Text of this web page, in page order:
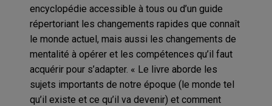
encyclopédie accessible à tous ou d’un guide
répertoriant les changements rapides que connaît
le monde actuel, mais aussi les changements de
mentalité à opérer et les compétences qu’il faut
acquérir pour s’adapter. « Le livre aborde les
sujets importants de notre époque (le monde tel
qu’il existe et ce qu’il va devenir) et comment